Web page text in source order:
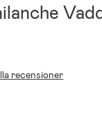
recensioner